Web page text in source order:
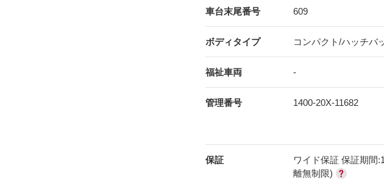
車台末尾番号 609
ボディタイプ コンパクト/ハッチバ
福祉車両 -
管理番号 1400-20X-11682
保証
ワイド保証 保証期間
離無制限)